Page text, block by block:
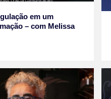
em um
– com Melissa